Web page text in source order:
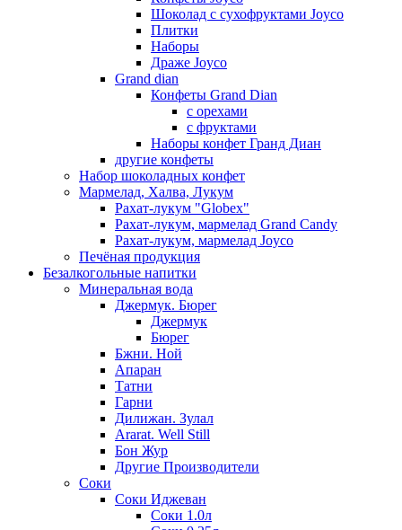
Шоколад с сухофруктами Joyco
Плитки
Наборы
Драже Joyco
Grand dian
Конфеты Grand Dian
с орехами
с фруктами
Наборы конфет Гранд Диан
другие конфеты
Набор шоколадных конфет
Мармелад, Халва, Лукум
Рахат-лукум "Globex"
Рахат-лукум, мармелад Grand Candy
Рахат-лукум, мармелад Joyco
Печёная продукция
Безалкогольные напитки
Минеральная вода
Джермук. Бюрег
Джермук
Бюрег
Бжни. Ной
Апаран
Татни
Гарни
Дилижан. Зулал
Ararat. Well Still
Бон Жур
Другие Производители
Соки
Соки Иджеван
Соки 1.0л